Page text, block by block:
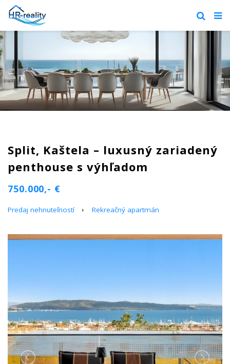
Split, Kaštela – luxusný zariadený
penthouse s výhľadom
750.000,- €
Predaj nehnuteľností Rekreačný apartmán